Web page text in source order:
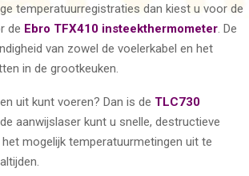
temperatuurregistraties dan kiest u voor de
de Ebro TFX410 insteekthermometer . De
van zowel de voelerkabel en het
in de grootkeuken.
uit kunt voeren? Dan is de TLC730
aanwijslaser kunt u snelle, destructieve
mogelijk temperatuurmetingen uit te